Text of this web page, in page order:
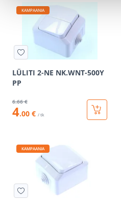
KAMPAANIA
LÜLITI 2-NE NK.WNT-500Y
PP
6.66 €
4.00 € / tk
KAMPAANIA